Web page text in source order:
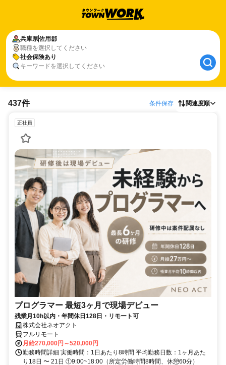
兵庫県佐用郡
職種を選択してください
社会保険あり
キーワードを選択してください
437件 条件保存 関連度順
正社員
プログラマー 最短3ヶ月で現場デビュー
残業月10h以内・年間休日128日・リモート可
株式会社ネオアクト
フルリモート
月給270,000円～520,000円
勤務時間詳細 実働時間：1日あたり8時間 平均勤務日数：1ヶ月あた
り18日 〜 21日 ①9:00~18:00（所定労働時間8時間、休憩60分）